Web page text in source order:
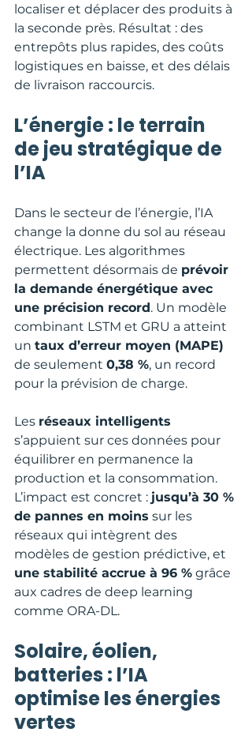
localiser et déplacer des produits à
la seconde près. Résultat : des
entrepôts plus rapides, des coûts
logistiques en baisse, et des délais
de livraison raccourcis.
L’énergie : le terrain
de jeu stratégique de
l’IA
Dans le secteur de l’énergie, l’IA
change la donne du sol au réseau
électrique. Les algorithmes
permettent désormais de prévoir
la demande énergétique avec
une précision record. Un modèle
combinant LSTM et GRU a atteint
un taux d’erreur moyen (MAPE)
de seulement 0,38 %, un record
pour la prévision de charge.
Les réseaux intelligents
s’appuient sur ces données pour
équilibrer en permanence la
production et la consommation.
L’impact est concret : jusqu’à 30 %
de pannes en moins sur les
réseaux qui intègrent des
modèles de gestion prédictive, et
une stabilité accrue à 96 % grâce
aux cadres de deep learning
comme ORA-DL.
Solaire, éolien,
batteries : l’IA
optimise les énergies
vertes